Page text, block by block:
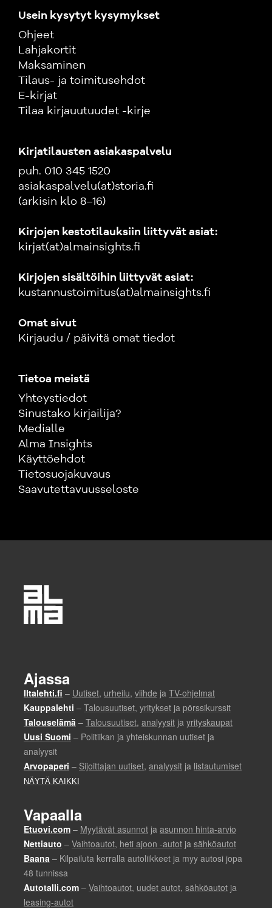
Usein kysytyt kysymykset
Ohjeet
Lahjakortit
Maksaminen
Tilaus- ja toimitusehdot
E-kirjat
Tilaa kirjauutuudet -kirje
Kirjatilausten asiakaspalvelu
puh. 010 345 1520
asiakaspalvelu(at)storia.fi
(arkisin klo 8–16)
Kirjojen kestotilauksiin liittyvät asiat:
kirjat(at)almainsights.fi
Kirjojen sisältöihin liittyvät asiat:
kustannustoimitus(at)almainsights.fi
Omat sivut
Kirjaudu / päivitä omat tiedot
Tietoa meistä
Yhteystiedot
Sinustako kirjailija?
Medialle
Alma Insights
Käyttöehdot
Tietosuojakuvaus
Saavutettavuusseloste